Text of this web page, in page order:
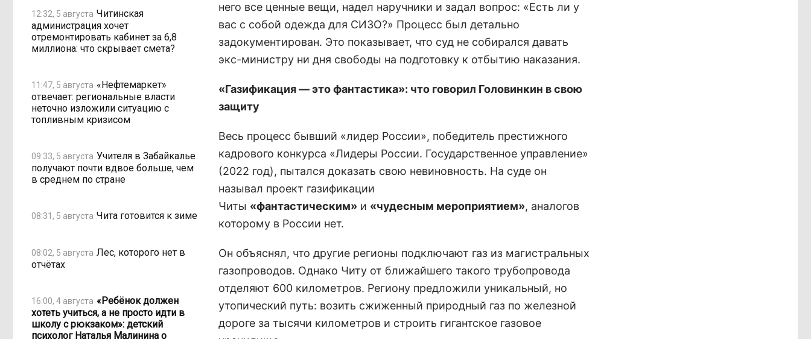
12:32, 5 августа Читинская
администрация хочет
отремонтировать кабинет за 6,8
миллиона: что скрывает смета?
11:47, 5 августа «Нефтемаркет»
отвечает: региональные власти
неточно изложили ситуацию с
топливным кризисом
09:33, 5 августа Учителя в Забайкалье
получают почти вдвое больше, чем
в среднем по стране
08:31, 5 августа Чита готовится к зиме
08:02, 5 августа Лес, которого нет в
отчётах
16:00, 4 августа «Ребёнок должен
хотеть учиться, а не просто идти в
школу с рюкзаком»: детский
психолог Наталья Малинина о
него все ценные вещи, надел наручники и задал вопрос: «Есть ли у
вас с собой одежда для СИЗО?» Процесс был детально
задокументирован. Это показывает, что суд не собирался давать
экс-министру ни дня свободы на подготовку к отбытию наказания.
«Газификация — это фантастика»: что говорил Головинкин в свою
защиту
Весь процесс бывший «лидер России», победитель престижного
кадрового конкурса «Лидеры России. Государственное управление»
(2022 год), пытался доказать свою невиновность. На суде он
называл проект газификации
Читы «фантастическим» и «чудесным мероприятием», аналогов
которому в России нет.
Он объяснял, что другие регионы подключают газ из магистральных
газопроводов. Однако Читу от ближайшего такого трубопровода
отделяют 600 километров. Региону предложили уникальный, но
утопический путь: возить сжиженный природный газ по железной
дороге за тысячи километров и строить гигантское газовое